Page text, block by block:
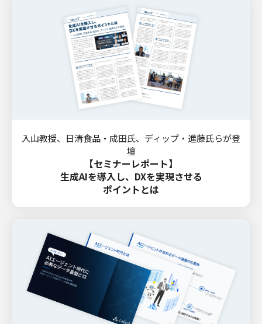
入山教授、日清食品・成田氏、ディップ・進藤氏らが登
壇
【セミナーレポート】
生成AIを導入し、DXを実現させる
ポイントとは